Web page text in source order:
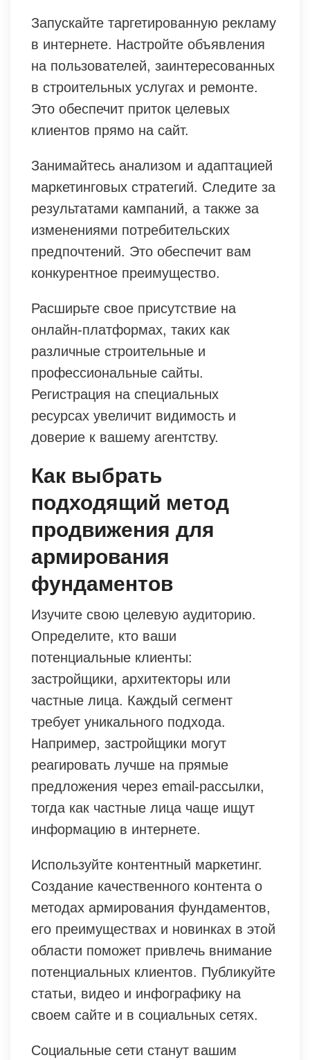
Запускайте таргетированную рекламу
в интернете. Настройте объявления
на пользователей, заинтересованных
в строительных услугах и ремонте.
Это обеспечит приток целевых
клиентов прямо на сайт.
Занимайтесь анализом и адаптацией
маркетинговых стратегий. Следите за
результатами кампаний, а также за
изменениями потребительских
предпочтений. Это обеспечит вам
конкурентное преимущество.
Расширьте свое присутствие на
онлайн-платформах, таких как
различные строительные и
профессиональные сайты.
Регистрация на специальных
ресурсах увеличит видимость и
доверие к вашему агентству.
Как выбрать
подходящий метод
продвижения для
армирования
фундаментов
Изучите свою целевую аудиторию.
Определите, кто ваши
потенциальные клиенты:
застройщики, архитекторы или
частные лица. Каждый сегмент
требует уникального подхода.
Например, застройщики могут
реагировать лучше на прямые
предложения через email-рассылки,
тогда как частные лица чаще ищут
информацию в интернете.
Используйте контентный маркетинг.
Создание качественного контента о
методах армирования фундаментов,
его преимуществах и новинках в этой
области поможет привлечь внимание
потенциальных клиентов. Публикуйте
статьи, видео и инфографику на
своем сайте и в социальных сетях.
Социальные сети станут вашим